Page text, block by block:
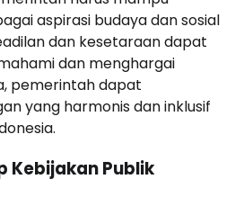
aspirasi budaya dan sosial
dan kesetaraan dapat
dan menghargai
pemerintah dapat
yang harmonis dan inklusif
Kebijakan Publik